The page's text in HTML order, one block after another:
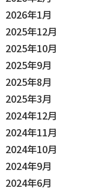
2026年1月
2025年12月
2025年10月
2025年9月
2025年8月
2025年3月
2024年12月
2024年11月
2024年10月
2024年9月
2024年6月